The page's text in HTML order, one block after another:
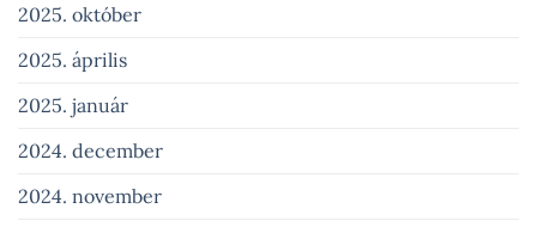
2025. október
2025. április
2025. január
2024. december
2024. november